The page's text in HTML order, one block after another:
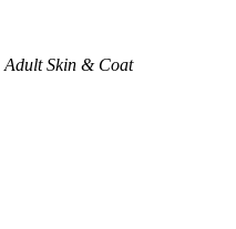
Adult Skin & Coat